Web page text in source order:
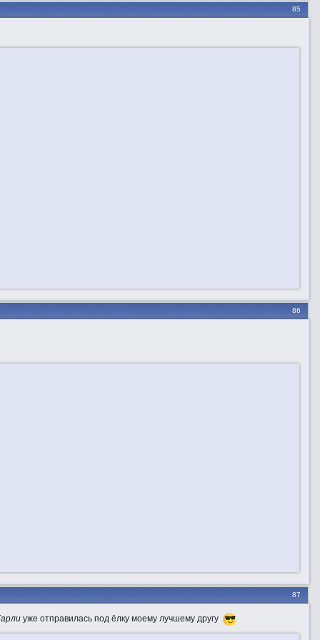
85
86
87
уже отправилась под ёлку моему лучшему другу